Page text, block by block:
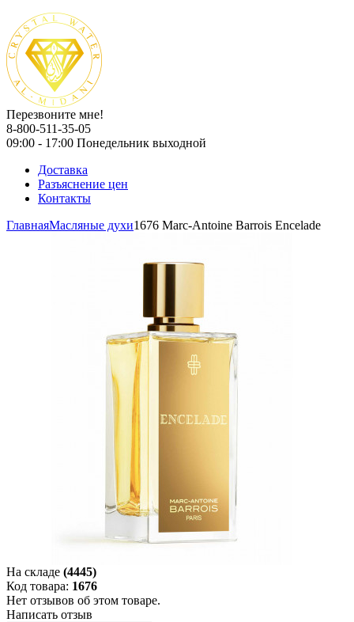
Перезвоните мне!
8-800-511-35-05
09:00 - 17:00 Понедельник выходной
Доставка
Разъяснение цен
Контакты
ГлавнаяМасляные духи1676 Marc-Antoine Barrois Encelade
На складе (4445)
Код товара: 1676
Нет отзывов об этом товаре.
Написать отзыв